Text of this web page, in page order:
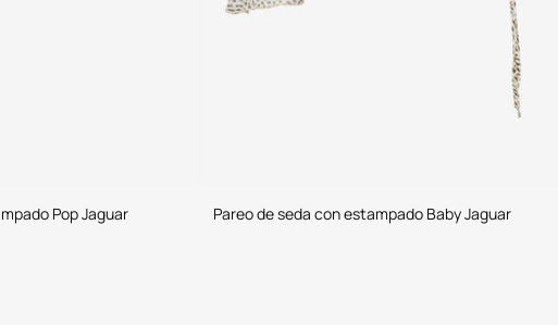
Pop Jaguar Pareo de seda con estampado Baby Jaguar